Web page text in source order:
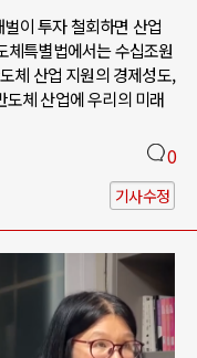
이 투자 철회하면 산업
체특별법에서는 수십조원
체 산업 지원의 경제성도,
도체 산업에 우리의 미래
0
기사수정